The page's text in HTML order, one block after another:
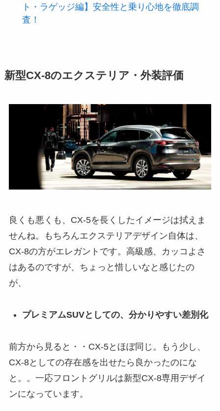
ト・ラゲッジ編】安全性と乗り心地を徹底調
査！
新型CX-8のエクステリア・外装評価
良くも悪くも、CX-5を長くしたイメージは拭えま
せんね。もちろんエクステリアデザイン自体は、
CX-8の方がエレガントです。高級感、カッコよさ
はあるのですが、ちょっと惜しいなと感じたの
が、
プレミアムSUVとしての、分かりやすい差別化
前方から見ると・・CX-5とほぼ同じ。もう少し、
CX-8としての存在感を出せたら良かったのにな
と。。一応フロントグリルは新型CX-8専用デザイ
ンになっています。